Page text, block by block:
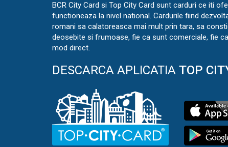
BCR City Card si Top City Card sunt carduri ce iti
functioneaza la nivel national. Cardurile fiind
romani sa calatoreasca mai mult prin tara, sa
deosebite si frumoase, fie ca sunt comerciale, fie
mod direct.
DESCARCA APLICATIA TOP